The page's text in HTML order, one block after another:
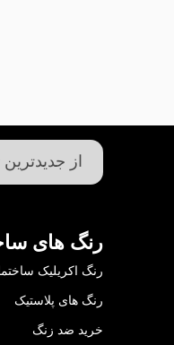
رنگ های
رنگ اکریلیک
رنگ های پلاستیک
خرید ضد زنگ